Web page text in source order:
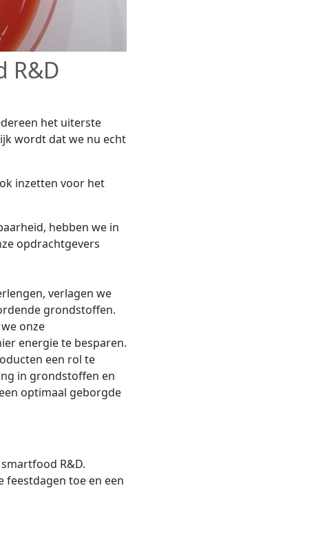
R&D
het uiterste
wordt dat we nu echt
inzetten voor het
hebben we in
opdrachtgevers
verlagen we
grondstoffen.
onze
energie te besparen.
een rol te
in grondstoffen en
optimaal geborgde
R&D.
feestdagen toe en een